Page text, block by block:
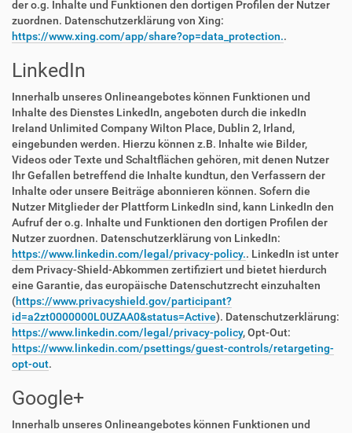
der o.g. Inhalte und Funktionen den dortigen Profilen der Nutzer
zuordnen. Datenschutzerklärung von Xing:
https://www.xing.com/app/share?op=data_protection..
LinkedIn
Innerhalb unseres Onlineangebotes können Funktionen und
Inhalte des Dienstes LinkedIn, angeboten durch die inkedIn
Ireland Unlimited Company Wilton Place, Dublin 2, Irland,
eingebunden werden. Hierzu können z.B. Inhalte wie Bilder,
Videos oder Texte und Schaltflächen gehören, mit denen Nutzer
Ihr Gefallen betreffend die Inhalte kundtun, den Verfassern der
Inhalte oder unsere Beiträge abonnieren können. Sofern die
Nutzer Mitglieder der Plattform LinkedIn sind, kann LinkedIn den
Aufruf der o.g. Inhalte und Funktionen den dortigen Profilen der
Nutzer zuordnen. Datenschutzerklärung von LinkedIn:
https://www.linkedin.com/legal/privacy-policy.. LinkedIn ist unter
dem Privacy-Shield-Abkommen zertifiziert und bietet hierdurch
eine Garantie, das europäische Datenschutzrecht einzuhalten
(https://www.privacyshield.gov/participant?
id=a2zt0000000L0UZAA0&status=Active). Datenschutzerklärung:
https://www.linkedin.com/legal/privacy-policy, Opt-Out:
https://www.linkedin.com/psettings/guest-controls/retargeting-
opt-out.
Google+
Innerhalb unseres Onlineangebotes können Funktionen und